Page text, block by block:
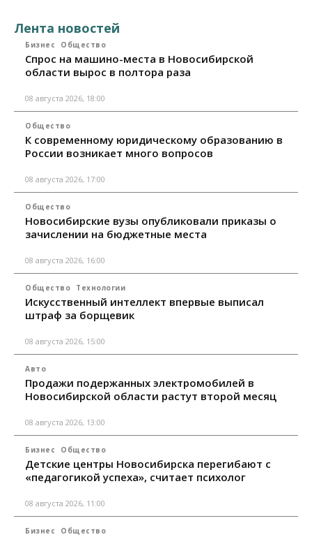
Лента новостей
Бизнес Общество
Спрос на машино-места в Новосибирской
области вырос в полтора раза
08 августа 2026, 18:00
Общество
К современному юридическому образованию в
России возникает много вопросов
08 августа 2026, 17:00
Общество
Новосибирские вузы опубликовали приказы о
зачислении на бюджетные места
08 августа 2026, 16:00
Общество Технологии
Искусственный интеллект впервые выписал
штраф за борщевик
08 августа 2026, 15:00
Авто
Продажи подержанных электромобилей в
Новосибирской области растут второй месяц
08 августа 2026, 13:00
Бизнес Общество
Детские центры Новосибирска перегибают с
«педагогикой успеха», считает психолог
08 августа 2026, 11:00
Бизнес Общество